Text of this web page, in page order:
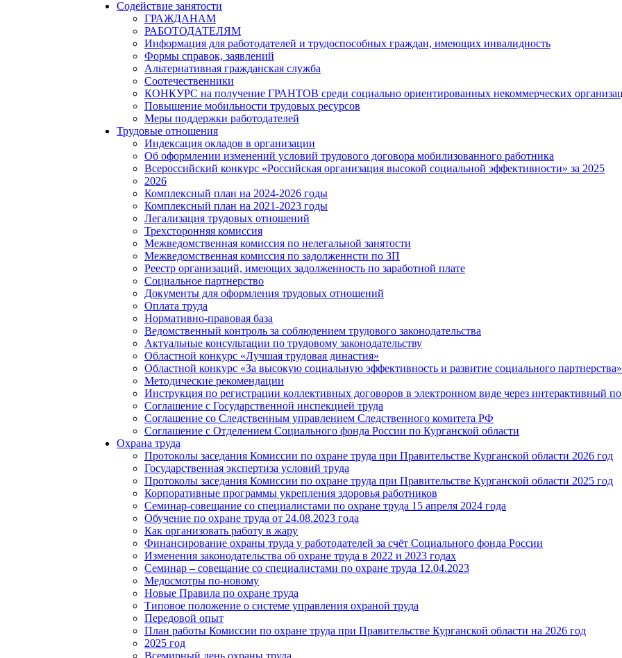
Содействие занятости
ГРАЖДАНАМ
РАБОТОДАТЕЛЯМ
Информация для работодателей и трудоспособных граждан, имеющих инвалидность
Формы справок, заявлений
Альтернативная гражданская служба
Соотечественники
КОНКУРС на получение ГРАНТОВ среди социально ориентированных некоммерческих
Повышение мобильности трудовых ресурсов
Меры поддержки работодателей
Трудовые отношения
Индексация окладов в организации
Об оформлении изменений условий трудового договора мобилизованного работника
Всероссийский конкурс «Российская организация высокой социальной эффективности» за 2025
2026
Комплексный план на 2024-2026 годы
Комплексный план на 2021-2023 годы
Легализация трудовых отношений
Трехсторонняя комиссия
Межведомственная комиссия по нелегальной занятости
Межведомственная комиссия по задолженнсти по ЗП
Реестр организаций, имеющих задолженность по заработной плате
Социальное партнерство
Документы для оформления трудовых отношений
Оплата труда
Нормативно-правовая база
Ведомственный контроль за соблюдением трудового законодательства
Актуальные консультации по трудовому законодательству
Областной конкурс «Лучшая трудовая династия»
Областной конкурс «За высокую социальную эффективность и развитие социального партнерства»
Методические рекомендации
Инструкция по регистрации коллективных договоров в электронном виде через интерактивный
Соглашение с Государственной инспекцией труда
Соглашение со Следственным управлением Следственного комитета РФ
Соглашение с Отделением Социального фонда России по Курганской области
Охрана труда
Протоколы заседания Комиссии по охране труда при Правительстве Курганской области 2026 год
Государственная экспертиза условий труда
Протоколы заседания Комиссии по охране труда при Правительстве Курганской области 2025 год
Корпоративные программы укрепления здоровья работников
Семинар-совещание со специалистами по охране труда 15 апреля 2024 года
Обучение по охране труда от 24.08.2023 года
Как организовать работу в жару
Финансирование охраны труда у работодателей за счёт Социального фонда России
Изменения законодательства об охране труда в 2022 и 2023 годах
Семинар – совещание со специалистами по охране труда 12.04.2023
Медосмотры по-новому
Новые Правила по охране труда
Типовое положение о системе управления охраной труда
Передовой опыт
План работы Комиссии по охране труда при Правительстве Курганской области на 2026 год
2025 год
Всемирный день охраны труда